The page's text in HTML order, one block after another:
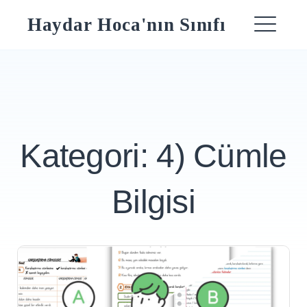
Haydar Hoca'nın Sınıfı
Kategori: 4) Cümle
Bilgisi